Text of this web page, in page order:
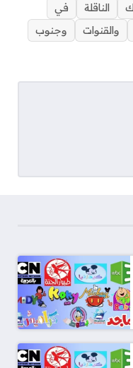
الناقلة
في
والقنوات وجنوب